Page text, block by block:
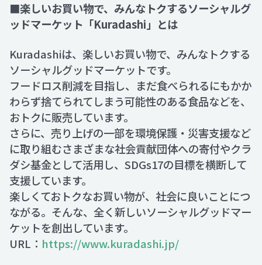
■楽しいお買い物で、みんなトクするソーシャルグ
ッドマーケット「Kuradashi」とは
Kuradashiは、楽しいお買い物で、みんなトクする
ソーシャルグッドマーケットです。
フードロス削減を目指し、まだ食べられるにもかか
わらず捨てられてしまう可能性のある食品などを、
おトクに販売しています。
さらに、売り上げの一部を環境保護・災害支援など
に取り組むさまざまな社会貢献団体への寄付やクラ
ダシ基金として活用し、SDGs17の目標を横断して
支援しています。
楽しくておトクなお買い物が、社会に良いことにつ
ながる。そんな、全く新しいソーシャルグッドマー
ケットを創出しています。
URL： https://www.kuradashi.jp/